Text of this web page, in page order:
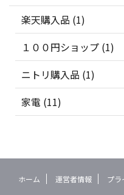
楽天購入品 (1)
１００円ショップ (1)
ニトリ購入品 (1)
家電 (11)
ホーム 運営者情報 プラ